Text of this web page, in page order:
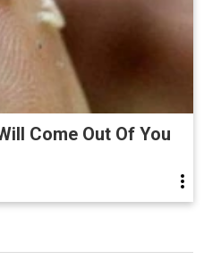
Come Out Of You